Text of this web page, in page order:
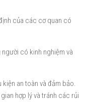
của các cơ quan có
có kinh nghiệm và
an toàn và đảm bảo.
hợp lý và tránh các rủi